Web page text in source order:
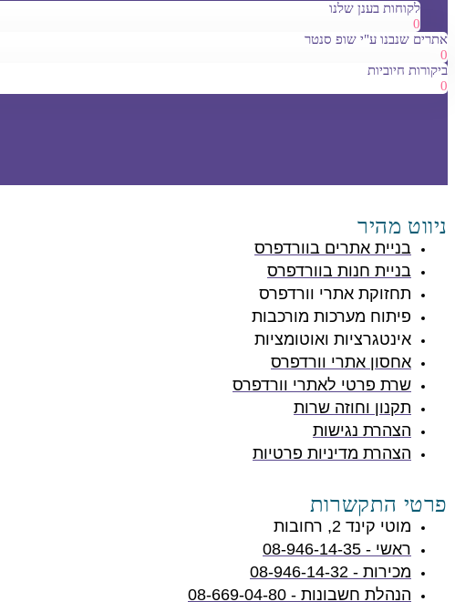
לקוחות בענן שלנו
0
אתרים שנבנו ע"י שופ סנטר
0
ביקורות חיוביות
0
ניווט מהיר
בניית אתרים בוורדפרס
בניית חנות בוורדפרס
תחזוקת אתרי וורדפרס
פיתוח מערכות מורכבות
אינטגרציות ואוטומציות
אחסון אתרי וורדפרס
שרת פרטי לאתרי וורדפרס
תקנון וחוזה שרות
הצהרת נגישות
הצהרת מדיניות פרטיות
פרטי התקשרות
מוטי קינד 2, רחובות
ראשי - 08-946-14-35
מכירות - 08-946-14-32
הנהלת חשבונות - 08-669-04-80